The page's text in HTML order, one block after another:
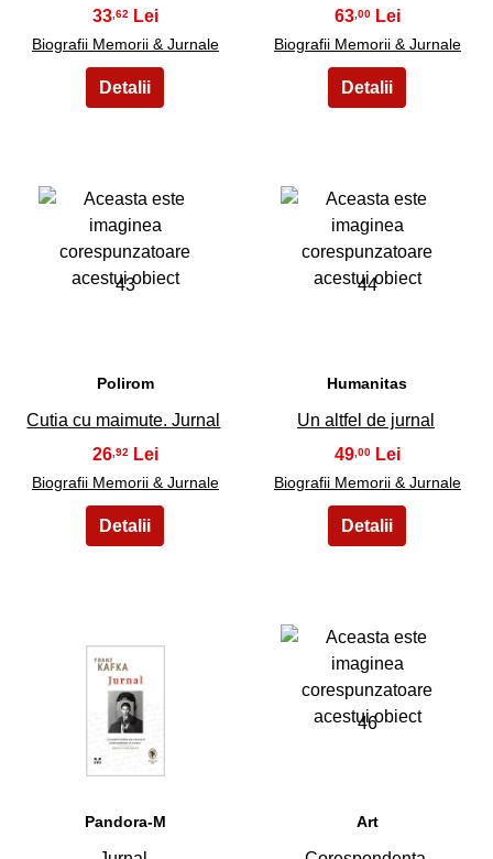
33,62
Biografii Memorii & Jurnale
63,00
Biografii Memorii & Jurnale
43
Polirom
Cutia cu maimute. Jurnal
26,92
Biografii Memorii & Jurnale
44
Humanitas
Un altfel de jurnal
49,00
Biografii Memorii & Jurnale
45
Pandora-M
46
Art